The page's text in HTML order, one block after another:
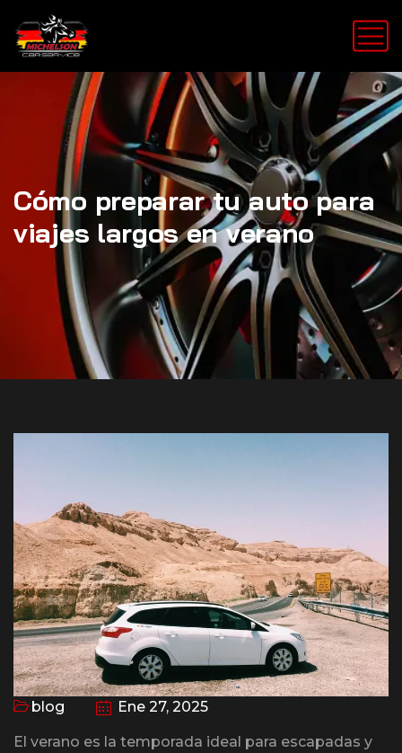
Cómo preparar tu auto para
viajes largos en verano
blog Ene 27, 2025
El verano es la temporada ideal para escapadas y